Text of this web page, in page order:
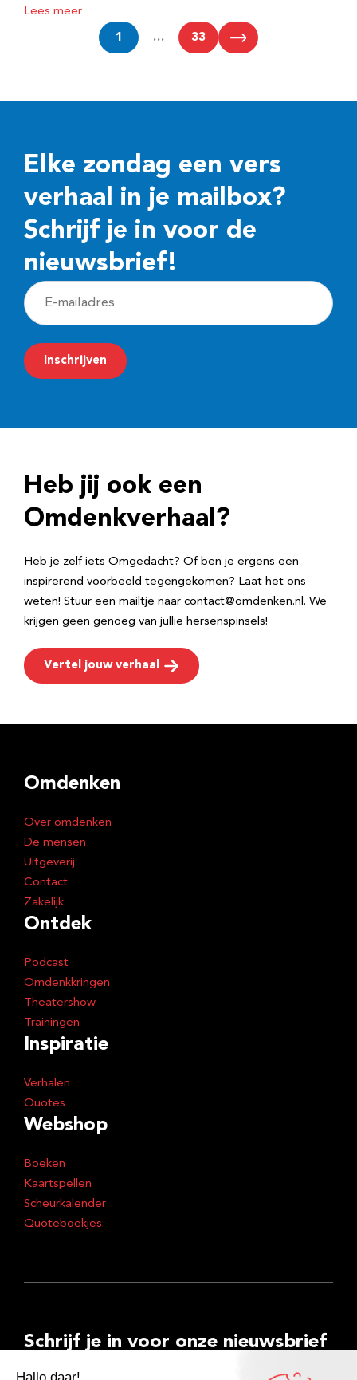
Lees meer
1 … 33
Elke zondag een vers
verhaal in je mailbox?
Schrijf je in voor de
nieuwsbrief!
E
-
m
a
r
e
Inschrijven
Heb jij ook een
Omdenkverhaal?
Heb je zelf iets Omgedacht? Of ben je ergens een
inspirerend voorbeeld tegengekomen? Laat het ons
weten! Stuur een mailtje naar contact@omdenken.nl. We
krijgen geen genoeg van jullie hersenspinsels!
Vertel jouw verhaal
Omdenken
Over omdenken
De mensen
Uitgeverij
Contact
Zakelijk
Ontdek
Podcast
Omdenkkringen
Theatershow
Trainingen
Inspiratie
Verhalen
Quotes
Webshop
Boeken
Kaartspellen
Scheurkalender
Quoteboekjes
Schrijf je in voor onze nieuwsbrief